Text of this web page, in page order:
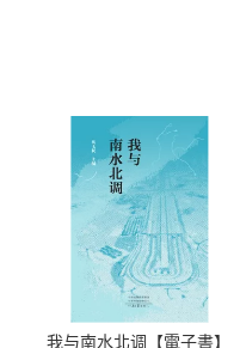
PAY、AFTEE
本
之
我与南水北调【電子書】